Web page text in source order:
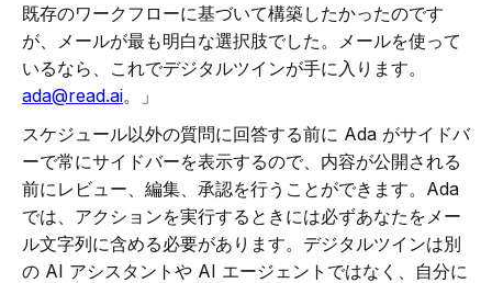
既存のワークフローに基づいて構築したかったのです
が、メールが最も明白な選択肢でした。メールを使って
いるなら、これでデジタルツインが手に入ります。
ada@read.ai。」
スケジュール以外の質問に回答する前に Ada がサイドバ
ーで常にサイドバーを表示するので、内容が公開される
前にレビュー、編集、承認を行うことができます。Ada
では、アクションを実行するときには必ずあなたをメー
ル文字列に含める必要があります。デジタルツインは別
の AI アシスタントや AI エージェントではなく、自分に